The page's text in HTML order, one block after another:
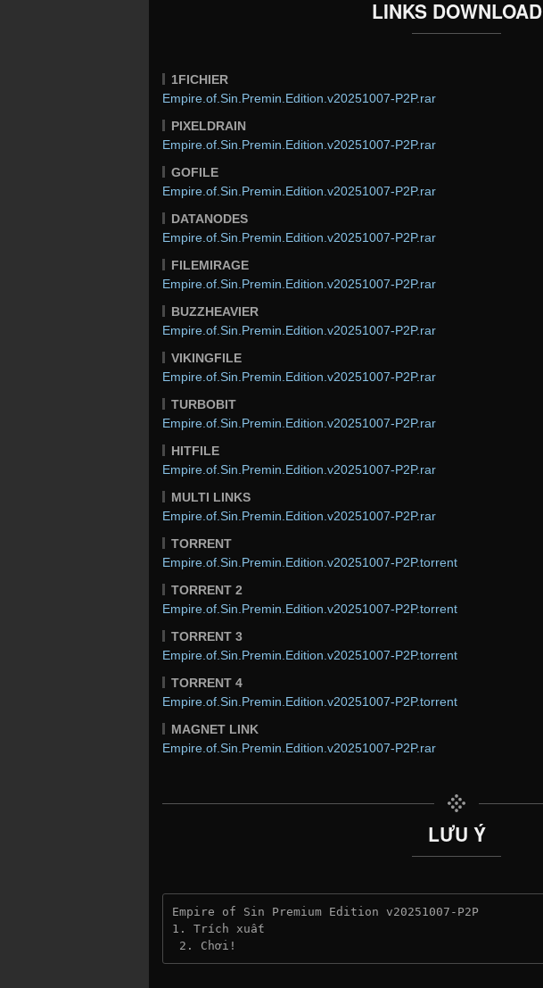
LINKS DOWNLOAD
1FICHIER
Empire.of.Sin.Premin.Edition.v20251007-P2P.rar
PIXELDRAIN
Empire.of.Sin.Premin.Edition.v20251007-P2P.rar
GOFILE
Empire.of.Sin.Premin.Edition.v20251007-P2P.rar
DATANODES
Empire.of.Sin.Premin.Edition.v20251007-P2P.rar
FILEMIRAGE
Empire.of.Sin.Premin.Edition.v20251007-P2P.rar
BUZZHEAVIER
Empire.of.Sin.Premin.Edition.v20251007-P2P.rar
VIKINGFILE
Empire.of.Sin.Premin.Edition.v20251007-P2P.rar
TURBOBIT
Empire.of.Sin.Premin.Edition.v20251007-P2P.rar
HITFILE
Empire.of.Sin.Premin.Edition.v20251007-P2P.rar
MULTI LINKS
Empire.of.Sin.Premin.Edition.v20251007-P2P.rar
TORRENT
Empire.of.Sin.Premin.Edition.v20251007-P2P.torrent
TORRENT 2
Empire.of.Sin.Premin.Edition.v20251007-P2P.torrent
TORRENT 3
Empire.of.Sin.Premin.Edition.v20251007-P2P.torrent
TORRENT 4
Empire.of.Sin.Premin.Edition.v20251007-P2P.torrent
MAGNET LINK
Empire.of.Sin.Premin.Edition.v20251007-P2P.rar
LƯU Ý
Empire of Sin Premium Edition v20251007-P2P
1. Trích xuất
2. Chơi!